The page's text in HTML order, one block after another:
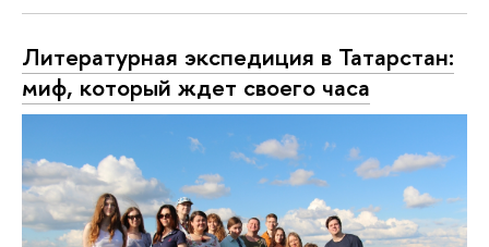
Литературная экспедиция в Татарстан:
миф, который ждет своего часа